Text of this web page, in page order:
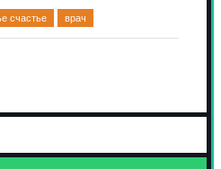
счастье врач